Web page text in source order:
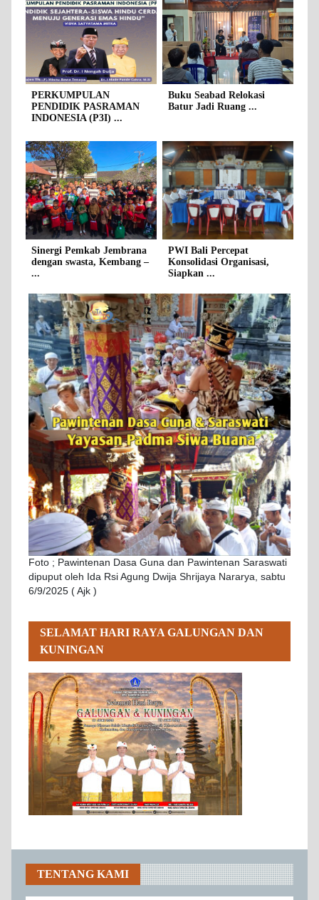
PERKUMPULAN
PENDIDIK PASRAMAN
INDONESIA (P3I) ...
Buku Seabad Relokasi
Batur Jadi Ruang ...
Sinergi Pemkab Jembrana
dengan swasta, Kembang –
...
PWI Bali Percepat
Konsolidasi Organisasi,
Siapkan ...
Foto ; Pawintenan Dasa Guna dan Pawintenan Saraswati
dipuput oleh Ida Rsi Agung Dwija Shrijaya Nararya, sabtu
6/9/2025 ( Ajk )
SELAMAT HARI RAYA GALUNGAN DAN
KUNINGAN
TENTANG KAMI